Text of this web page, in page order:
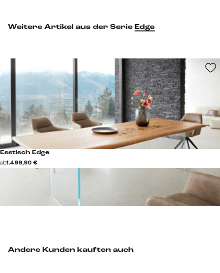
Andere Kunden kauften auch
Weitere Artikel aus der Serie Edge
Esstisch Edge
ab1.499,90 €